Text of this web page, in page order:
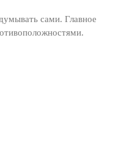
сами. Главное